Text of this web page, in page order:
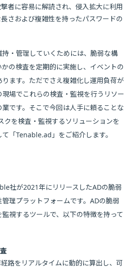
者に容易に解読され、侵入拡大に利用
さおよび複雑性を持ったパスワードの
・管理していくためには、脆弱な構
の検査を定期的に実施し、イベントの
ます。ただでさえ複雑化し運用負荷が
場でこれらの検査・監視を行うリソー
です。そこで今回は人手に頼ることな
クを検査・監視するソリューションを
「Tenable.ad」をご紹介します。
社が2021年にリリースしたADの脆弱
理プラットフォームです。ADの脆弱
視するツールで、以下の特徴を持って
路をリアルタイムに動的に算出し、可